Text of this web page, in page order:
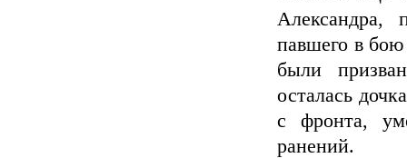
Александра,
павшего в
были
осталась
с фронта,
ранений.